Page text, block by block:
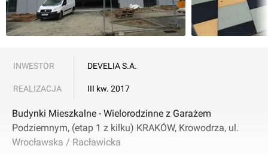
INWESTOR DEVELIA S.A.
REALIZACJA III kw. 2017
Budynki Mieszkalne - Wielorodzinne z Garażem
Podziemnym, (etap 1 z kilku) KRAKÓW, Krowodrza, ul.
Wrocławska / Racławicka